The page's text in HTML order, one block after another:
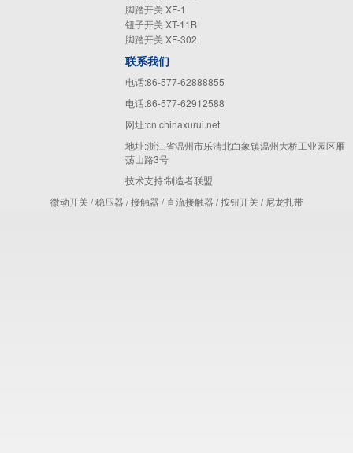
脚踏开关 XF-1
钮子开关 XT-11B
脚踏开关 XF-302
联系我们
电话:86-577-62888855
电话:86-577-62912588
网址:cn.chinaxurui.net
地址:浙江省温州市乐清北白象镇温州大桥工业园区雁
荡山路3号
技术支持:制造者联盟
微动开关 /稳压器 /接触器 /直流接触器 /按钮开关 /尼龙扎带